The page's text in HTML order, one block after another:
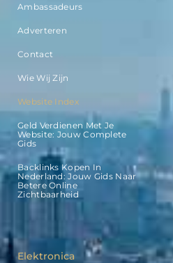
Ambassadeurs
Adverteren
Contact
Wie Wij Zijn
Website Index
Geld Verdienen Met Je
Website: Jouw Complete
Gids
Backlinks Kopen In
Nederland: Jouw Gids Naar
Betere Online
Zichtbaarheid
Elektronica